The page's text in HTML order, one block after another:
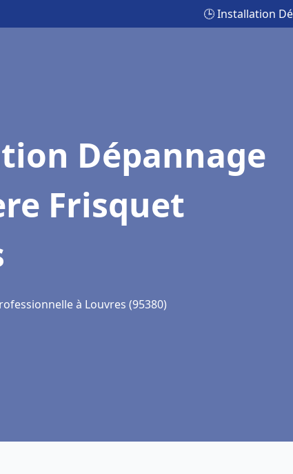
🕒 Installation
Dépannage
Frisquet
à Louvres (95380)